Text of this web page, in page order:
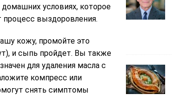
условиях, которое
выздоровления.
кожу, промойте это
и сыпь пройдет. Вы также
для удаления масла с
компресс или
снять симптомы